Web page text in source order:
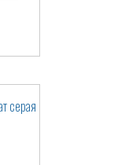
серая